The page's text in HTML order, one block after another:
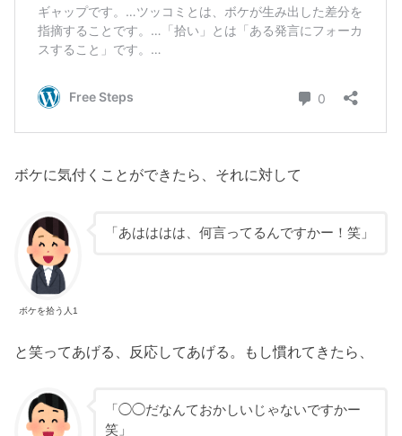
ボケに気付くことができたら、それに対して
ボケを拾う人1
「あはははは、何言ってるんですかー！笑」
と笑ってあげる、反応してあげる。もし慣れてきたら、
「◯◯だなんておかしいじゃないですかー
笑」